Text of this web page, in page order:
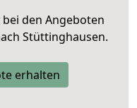
bei den Angeboten
Stüttinghausen.
erhalten